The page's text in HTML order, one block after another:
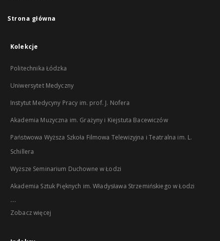
Strona główna
Kolekcje
Politechnika Łódzka
Uniwersytet Medyczny
Instytut Medycyny Pracy im. prof. J. Nofera
Akademia Muzyczna im. Grażyny i Kiejstuta Bacewiczów
Państwowa Wyższa Szkoła Filmowa Telewizyjna i Teatralna im. L.
Schillera
Wyższe Seminarium Duchowne w Łodzi
Akademia Sztuk Pięknych im. Władysława Strzemińskiego w Łodzi
...
Zobacz więcej